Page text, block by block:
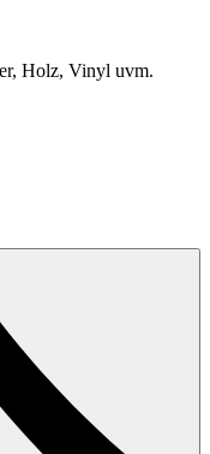
Holz, Vinyl uvm.